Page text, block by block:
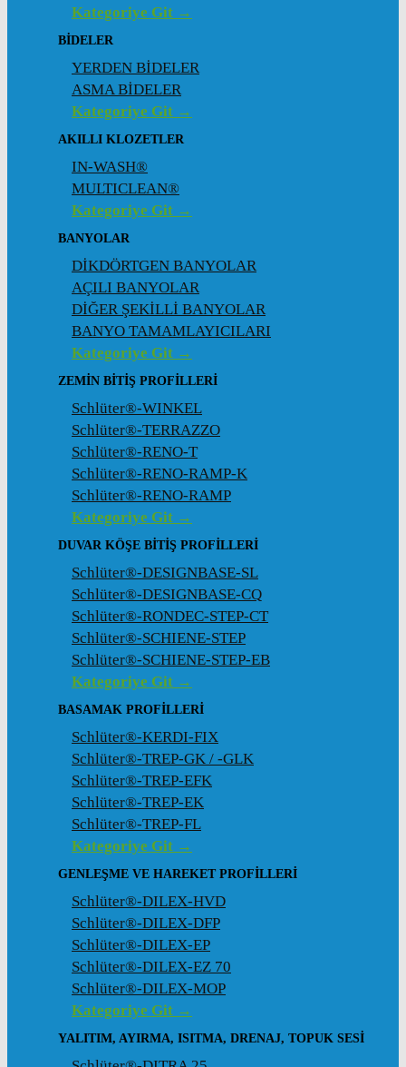
Kategoriye Git →
BİDELER
YERDEN BİDELER
ASMA BİDELER
Kategoriye Git →
AKILLI KLOZETLER
IN-WASH®
MULTICLEAN®
Kategoriye Git →
BANYOLAR
DİKDÖRTGEN BANYOLAR
AÇILI BANYOLAR
DİĞER ŞEKİLLİ BANYOLAR
BANYO TAMAMLAYICILARI
Kategoriye Git →
ZEMIN BITIŞ PROFILLERI
Schlüter®-WINKEL
Schlüter®-TERRAZZO
Schlüter®-RENO-T
Schlüter®-RENO-RAMP-K
Schlüter®-RENO-RAMP
Kategoriye Git →
DUVAR KÖŞE BITIŞ PROFILLERI
Schlüter®-DESIGNBASE-SL
Schlüter®-DESIGNBASE-CQ
Schlüter®-RONDEC-STEP-CT
Schlüter®-SCHIENE-STEP
Schlüter®-SCHIENE-STEP-EB
Kategoriye Git →
BASAMAK PROFILLERI
Schlüter®-KERDI-FIX
Schlüter®-TREP-GK / -GLK
Schlüter®-TREP-EFK
Schlüter®-TREP-EK
Schlüter®-TREP-FL
Kategoriye Git →
GENLEŞME VE HAREKET PROFILLERI
Schlüter®-DILEX-HVD
Schlüter®-DILEX-DFP
Schlüter®-DILEX-EP
Schlüter®-DILEX-EZ 70
Schlüter®-DILEX-MOP
Kategoriye Git →
YALITIM, AYIRMA, ISITMA, DRENAJ, TOPUK SESI